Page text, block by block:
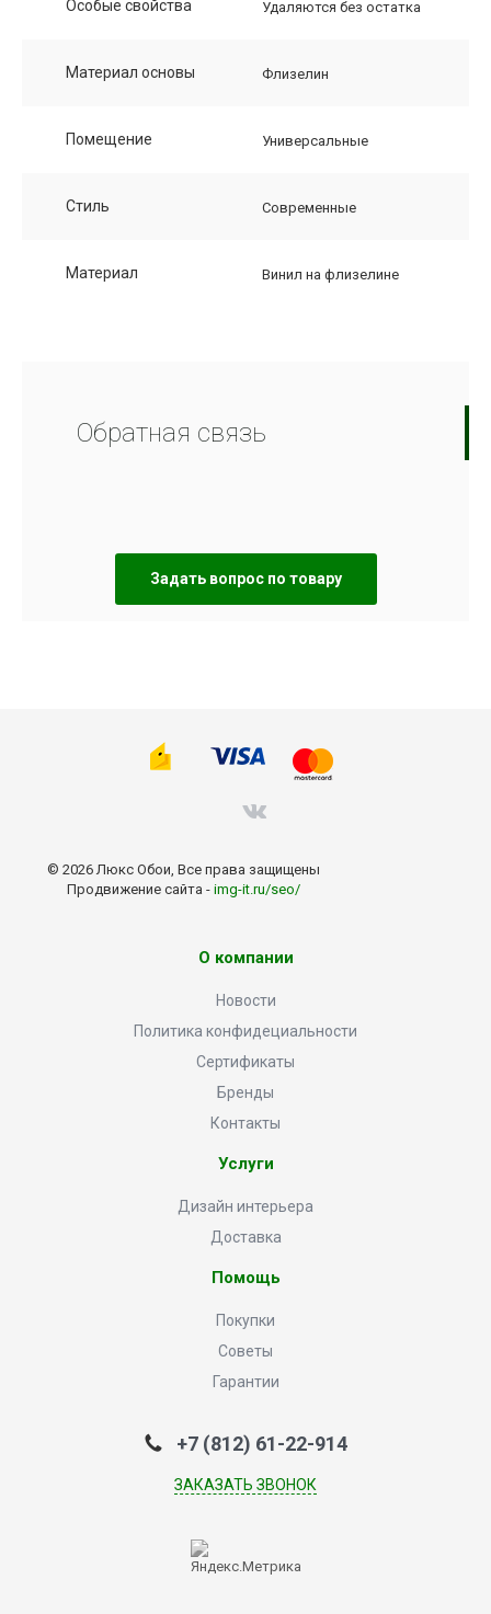
Особые свойства Удаляются без остатка
Материал основы Флизелин
Помещение Универсальные
Стиль Современные
Материал Винил на флизелине
Обратная связь
Задать вопрос по товару
© 2026 Люкс Обои, Все права защищены
Продвижение сайта - img-it.ru/seo/
О компании
Новости
Политика конфидециальности
Сертификаты
Бренды
Контакты
Услуги
Дизайн интерьера
Доставка
Помощь
Покупки
Советы
Гарантии
+7 (812) 61-22-914
ЗАКАЗАТЬ ЗВОНОК